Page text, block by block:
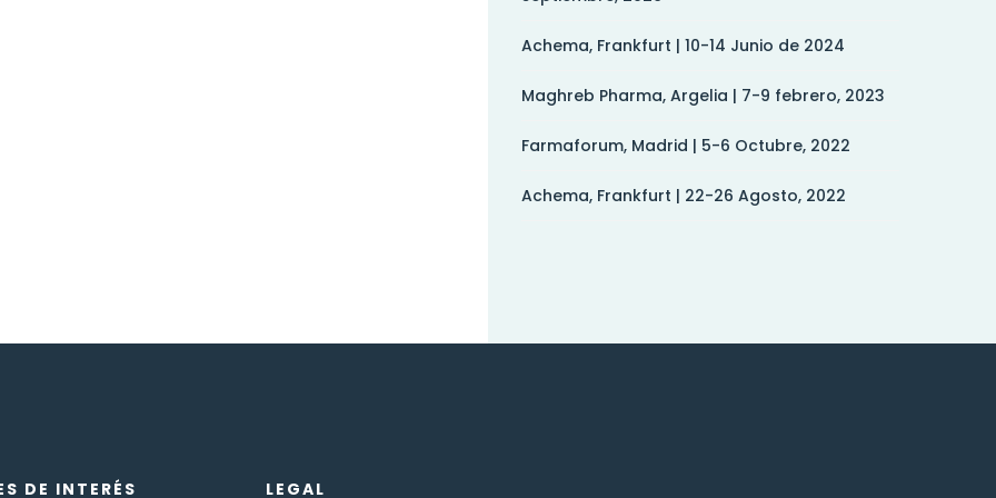
Achema, Frankfurt | 10-14 Junio de 2024
Maghreb Pharma, Argelia | 7-9 febrero, 2023
Farmaforum, Madrid | 5-6 Octubre, 2022
Achema, Frankfurt | 22-26 Agosto, 2022
DE INTERÉS LEGAL